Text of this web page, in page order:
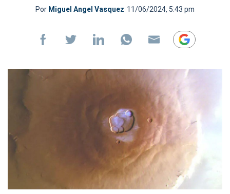
PorMiguel Angel Vasquez 11/06/2024, 5:43 pm